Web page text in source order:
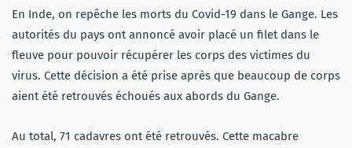
En Inde, on repêche les morts du Covid-19 dans le Gange. Les
autorités du pays ont annoncé avoir placé un filet dans le
fleuve pour pouvoir récupérer les corps des victimes du
virus. Cette décision a été prise après que beaucoup de corps
aient été retrouvés échoués aux abords du Gange.
Au total, 71 cadavres ont été retrouvés. Cette macabre